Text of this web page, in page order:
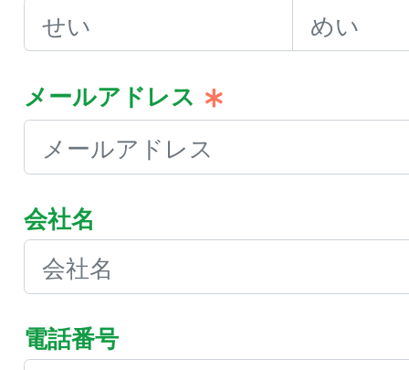
メールアドレス
会社名
電話番号